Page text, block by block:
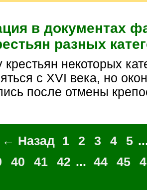
в документах
разных
с XVI века, но
после отмены
← Назад 1 2 3 4 5
40 41 42 ... 44 45